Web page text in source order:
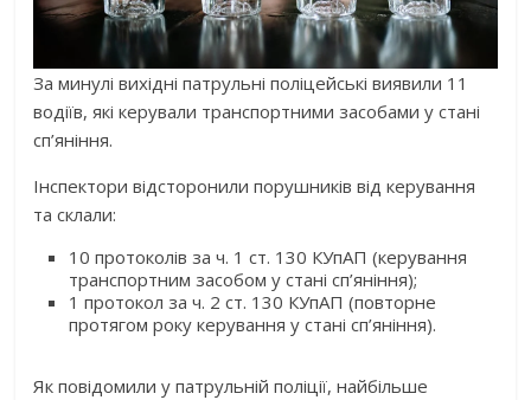
За минулі вихідні патрульні поліцейські виявили 11
водіїв, які керували транспортними засобами у стані
сп’яніння.
Інспектори відсторонили порушників від керування
та склали:
10 протоколів за ч. 1 ст. 130 КУпАП (керування
транспортним засобом у стані сп’яніння);
1 протокол за ч. 2 ст. 130 КУпАП (повторне
протягом року керування у стані сп’яніння).
Як повідомили у патрульній поліції, найбільше